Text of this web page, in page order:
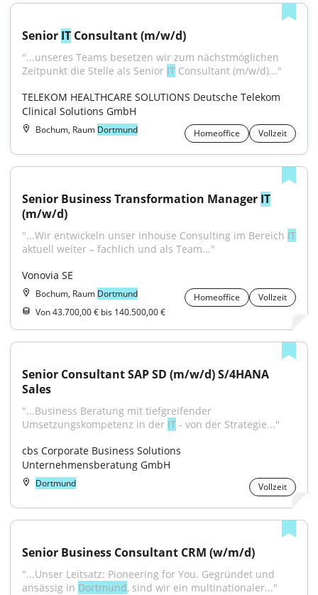
Senior IT Consultant (m/w/d)
"...unseres Teams besetzen wir zum nächstmöglichen
Zeitpunkt die Stelle als Senior IT Consultant (m/w/d)..."
TELEKOM HEALTHCARE SOLUTIONS Deutsche Telekom
Clinical Solutions GmbH
Bochum, Raum Dortmund Homeoffice Vollzeit
Senior Business Transformation Manager IT
(m/w/d)
"...Wir entwickeln unser Inhouse Consulting im Bereich IT
aktuell weiter – fachlich und als Team..."
Vonovia SE
Bochum, Raum Dortmund Homeoffice
Vollzeit
Von 43.700,00 € bis 140.500,00 €
Senior Consultant SAP SD (m/w/d) S/4HANA
Sales
"...Business Beratung mit tiefgreifender
Umsetzungskompetenz in der IT - von der Strategie..."
cbs Corporate Business Solutions
Unternehmensberatung GmbH
Dortmund Vollzeit
Senior Business Consultant CRM (w/m/d)
"...Unser Leitsatz: Pioneering for You. Gegründet und
ansässig in Dortmund, sind wir ein multinationaler..."